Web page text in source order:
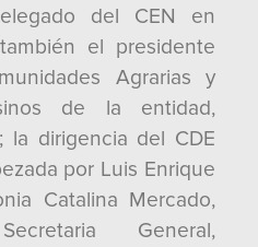
del CEN en
el presidente
Agrarias y
de la entidad,
la dirigencia del CDE
por Luis Enrique
Catalina Mercado,
General,